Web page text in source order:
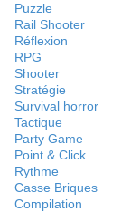
Puzzle
Rail Shooter
Réflexion
RPG
Shooter
Stratégie
Survival horror
Tactique
Party Game
Point & Click
Rythme
Casse Briques
Compilation